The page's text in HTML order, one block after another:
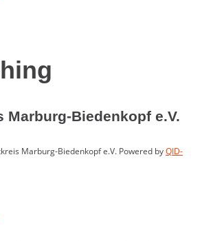
Marburg-Biedenkopf e.V.
Marburg-Biedenkopf e.V. Powered byQID-